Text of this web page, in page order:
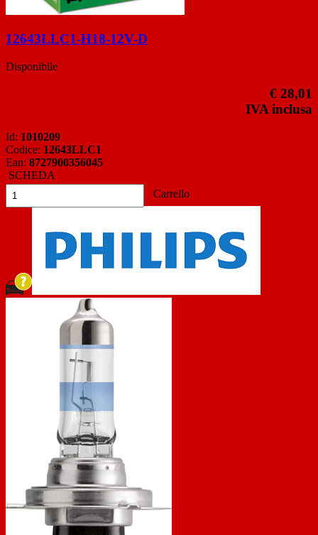
12643LLC1-H18-12V-D
Disponibile
€ 28,01
IVA inclusa
Id: 1010209
Codice: 12643LLC1
Ean: 8727900356045
SCHEDA
Carrello